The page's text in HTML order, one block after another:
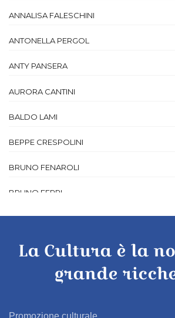
ANNALISA FALESCHINI
ANTONELLA PERGOL
ANTY PANSERA
AURORA CANTINI
BALDO LAMI
BEPPE CRESPOLINI
BRUNO FENAROLI
BRUNO FERRI
BRUNO MANENTI
CALOGERO LUIGI FERRARO
CAMILLA MARINONI
La Cultura è la
grande
Promozione culturale